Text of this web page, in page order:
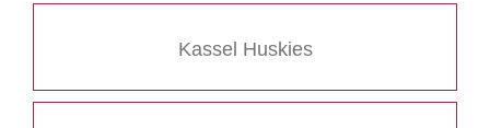
Kassel Huskies